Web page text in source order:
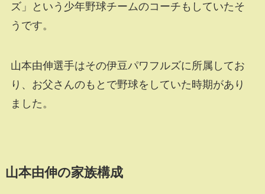
ズ」という少年野球チームのコーチもしていたそ
うです。
山本由伸選手はその伊豆パワフルズに所属してお
り、お父さんのもとで野球をしていた時期があり
ました。
山本由伸の家族構成